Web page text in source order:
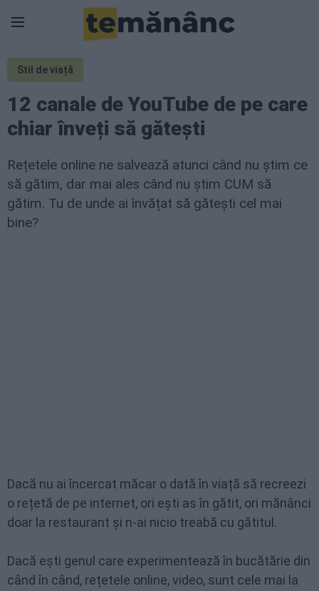
Stil de viață
12 canale de YouTube de pe care
chiar înveți să gătești
Rețetele online ne salvează atunci când nu știm ce
să gătim, dar mai ales când nu știm CUM să
gătim. Tu de unde ai învățat să gătești cel mai
bine?
Dacă nu ai încercat măcar o dată în viață să recreezi
o rețetă de pe internet, ori ești as în gătit, ori mănânci
doar la restaurant și n-ai nicio treabă cu gătitul.
Dacă ești genul care experimentează în bucătărie din
când în când, rețetele online, video, sunt cele mai la